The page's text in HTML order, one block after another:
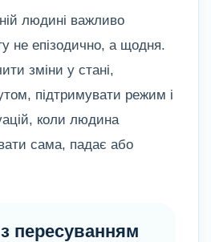
людині важливо
не епізодично, а щодня.
зміни у стані,
підтримувати режим і
коли людина
сама, падає або
пересуванням